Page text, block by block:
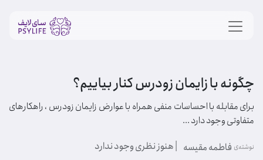
چگونه با زایمان زودرس کنار بیاییم؟
برای مقابله با احساسات منفی همراه با عوارض زایمان زودرس ، راهکارهای
متفاوتی وجود دارد ...
نوشته‌ی فاطمه مقیسه | هنوز نظری وجود ندارد